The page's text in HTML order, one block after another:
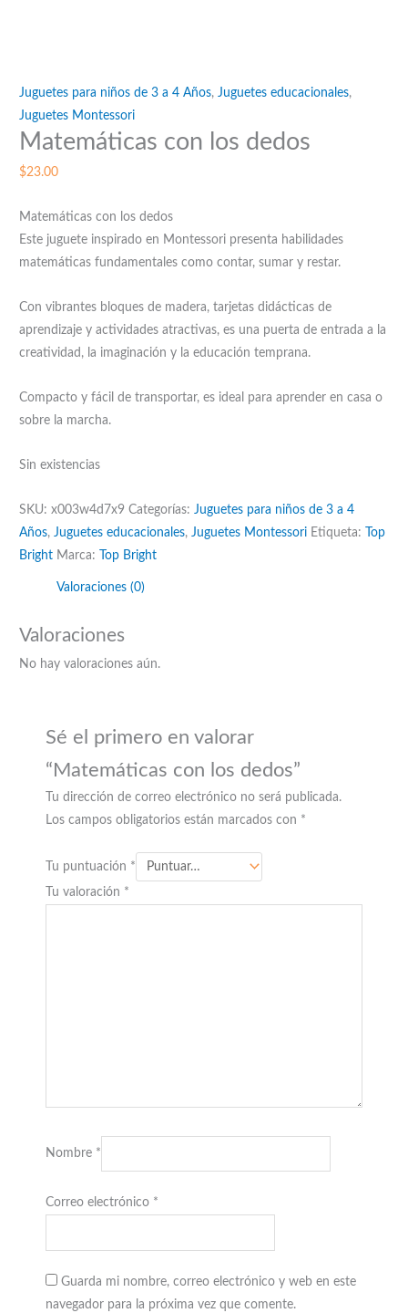
Juguetes para niños de 3 a 4 Años,Juguetes educacionales,
Juguetes Montessori
Matemáticas con los dedos
$23.00
Matemáticas con los dedos
Este juguete inspirado en Montessori presenta habilidades
matemáticas fundamentales como contar, sumar y restar.
Con vibrantes bloques de madera, tarjetas didácticas de
aprendizaje y actividades atractivas, es una puerta de entrada a la
creatividad, la imaginación y la educación temprana.
Compacto y fácil de transportar, es ideal para aprender en casa o
sobre la marcha.
Sin existencias
SKU:x003w4d7x9 Categorías:Juguetes para niños de 3 a 4
Años,Juguetes educacionales,Juguetes Montessori Etiqueta:
Top
Bright Marca: Top Bright
Valoraciones (0)
Valoraciones
No hay valoraciones aún.
Sé el primero en valorar
“Matemáticas con los dedos”
Tu dirección de correo electrónico no será publicada.
Los campos obligatorios están marcados con *
Tu puntuación *
Tu valoración *
Nombre *
Correo electrónico *
Guarda mi nombre, correo electrónico y web en este
navegador para la próxima vez que comente.